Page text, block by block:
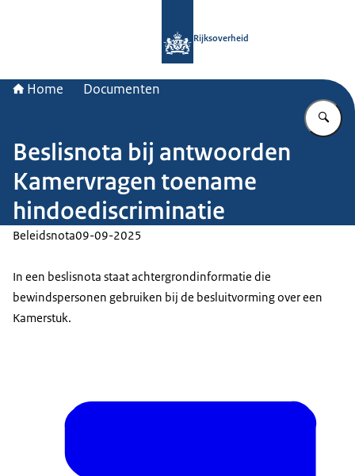
Rijksoverheid
Home Documenten
Beslisnota bij antwoorden
Kamervragen toename
hindoediscriminatie
Beleidsnota09-09-2025
In een beslisnota staat achtergrondinformatie die
bewindspersonen gebruiken bij de besluitvorming over een
Kamerstuk.